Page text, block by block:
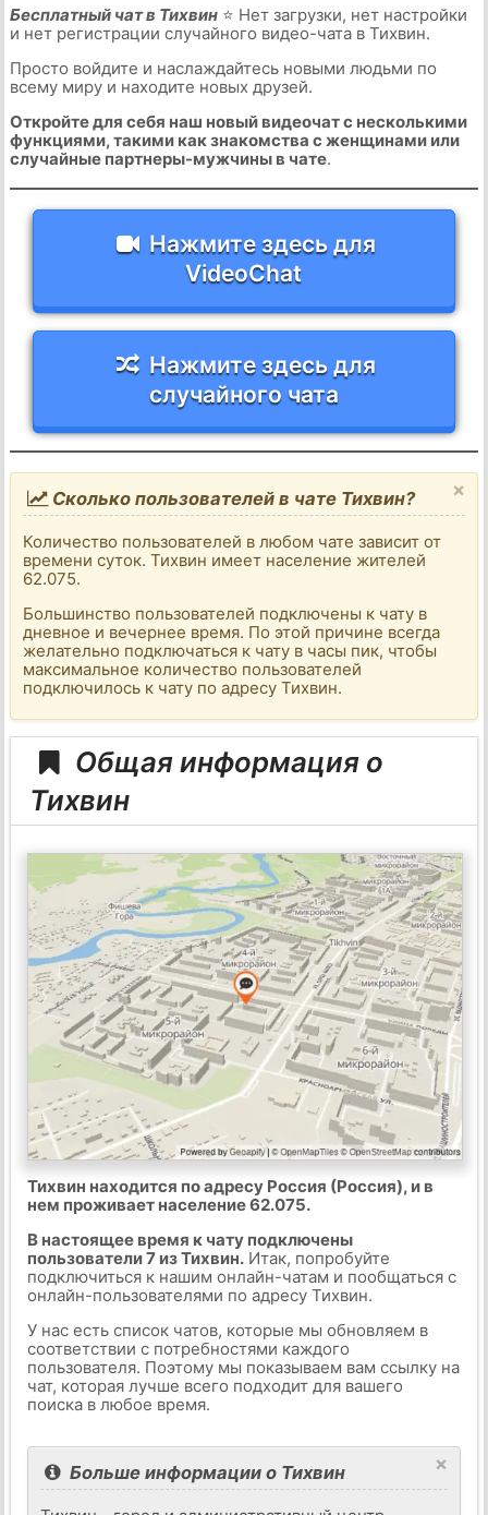
Бесплатный чат в Тихвин⭐ Нет загрузки, нет настройки
и нет регистрации случайного видео-чата в Тихвин.
Просто войдите и наслаждайтесь новыми людьми по
всему миру и находите новых друзей.
Откройте для себя наш новый видеочат с несколькими
функциями, такими как знакомства с женщинами или
случайные партнеры-мужчины в чате.
Нажмите здесь для
VideoChat
Нажмите здесь для
случайного чата
×
Сколько пользователей в чате Тихвин?
Количество пользователей в любом чате зависит от
времени суток. Тихвин имеет население жителей
62.075.
Большинство пользователей подключены к чату в
дневное и вечернее время. По этой причине всегда
желательно подключаться к чату в часы пик, чтобы
максимальное количество пользователей
подключилось к чату по адресу Тихвин.
Общая информация о
Тихвин
Тихвин находится по адресу Россия (Россия), и в
нем проживает население 62.075.
В настоящее время к чату подключены
пользователи 7 из Тихвин.Итак, попробуйте
подключиться к нашим онлайн-чатам и пообщаться с
онлайн-пользователями по адресу Тихвин.
У нас есть список чатов, которые мы обновляем в
соответствии с потребностями каждого
пользователя. Поэтому мы показываем вам ссылку на
чат, которая лучше всего подходит для вашего
поиска в любое время.
×
Больше информации о Тихвин